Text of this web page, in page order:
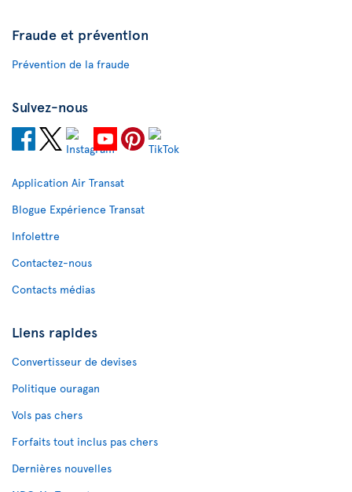
Fraude et prévention
Prévention de la fraude
Suivez-nous
Application Air Transat
Blogue Expérience Transat
Infolettre
Contactez-nous
Contacts médias
Liens rapides
Convertisseur de devises
Politique ouragan
Vols pas chers
Forfaits tout inclus pas chers
Dernières nouvelles